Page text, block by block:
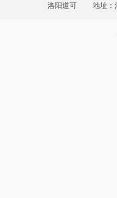
洛阳道可 地址：